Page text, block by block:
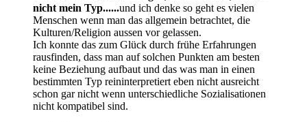
nicht mein Typ......und ich denke so geht es vielen
Menschen wenn man das allgemein betrachtet, die
Kulturen/Religion aussen vor gelassen.
Ich konnte das zum Glück durch frühe Erfahrungen
rausfinden, dass man auf solchen Punkten am besten
keine Beziehung aufbaut und das was man in einen
bestimmten Typ reininterpretiert eben nicht ausreicht
schon gar nicht wenn unterschiedliche Sozialisationen
nicht kompatibel sind.